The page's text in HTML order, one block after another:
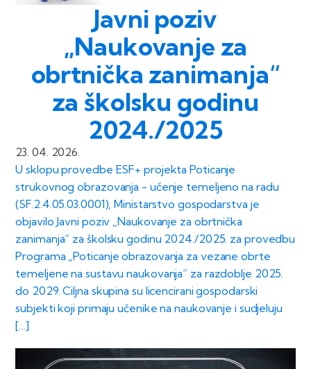
Javni poziv
„Naukovanje za
obrtnička zanimanja“
za školsku godinu
2024./2025
23. 04. 2026.
U sklopu provedbe ESF+ projekta Poticanje
strukovnog obrazovanja - učenje temeljeno na radu
(SF.2.4.05.03.0001), Ministarstvo gospodarstva je
objavilo Javni poziv „Naukovanje za obrtnička
zanimanja“ za školsku godinu 2024./2025. za provedbu
Programa „Poticanje obrazovanja za vezane obrte
temeljene na sustavu naukovanja“ za razdoblje 2025.
do 2029. Ciljna skupina su licencirani gospodarski
subjekti koji primaju učenike na naukovanje i sudjeluju
[…]